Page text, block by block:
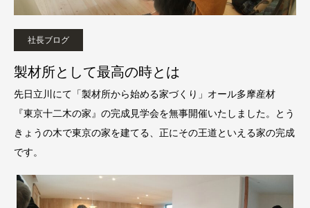
社長ブログ
製材所として最高の時とは
先日立川にて「製材所から始める家づくり」オール多摩産材
『東京十二木の家』の完成見学会を無事開催いたしました。とう
きょうの木で東京の家を建てる、正にその王道といえる家の完成
です。